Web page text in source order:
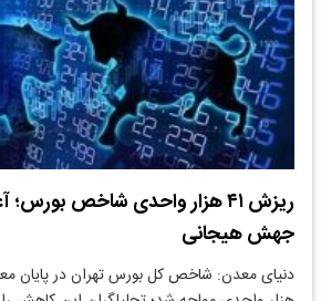
ریزش ۴۱ هزار واحدی شاخص
جهش هیجانی